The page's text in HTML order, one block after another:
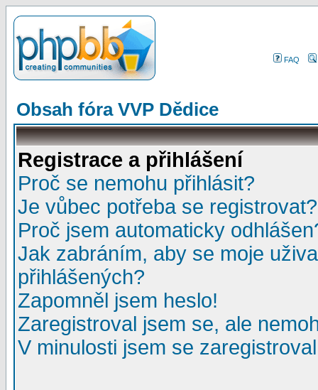
FAQ
Obsah fóra VVP Dědice
Registrace a přihlášení
Proč se nemohu přihlásit?
Je vůbec potřeba se registrovat?
Proč jsem automaticky
Jak zabráním, aby se moje
přihlášených?
Zapomněl jsem heslo!
Zaregistroval jsem se, ale
V minulosti jsem se